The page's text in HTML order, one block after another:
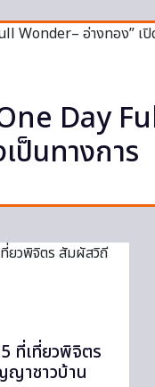
Day
ป็นทางการ
ที่เที่ยวพิจิตร
าชาวบ้าน